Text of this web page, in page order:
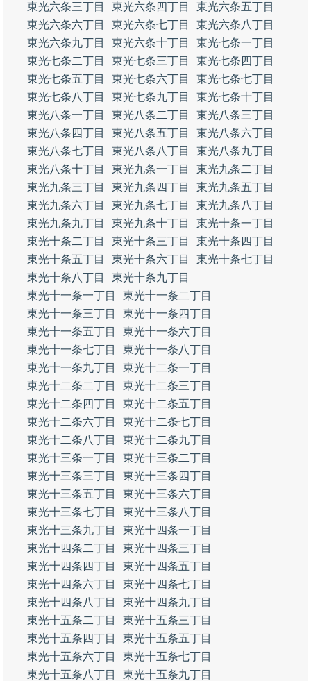
東光六条三丁目
東光六条四丁目
東光六条五丁目
東光六条六丁目
東光六条七丁目
東光六条八丁目
東光六条九丁目
東光六条十丁目
東光七条一丁目
東光七条二丁目
東光七条三丁目
東光七条四丁目
東光七条五丁目
東光七条六丁目
東光七条七丁目
東光七条八丁目
東光七条九丁目
東光七条十丁目
東光八条一丁目
東光八条二丁目
東光八条三丁目
東光八条四丁目
東光八条五丁目
東光八条六丁目
東光八条七丁目
東光八条八丁目
東光八条九丁目
東光八条十丁目
東光九条一丁目
東光九条二丁目
東光九条三丁目
東光九条四丁目
東光九条五丁目
東光九条六丁目
東光九条七丁目
東光九条八丁目
東光九条九丁目
東光九条十丁目
東光十条一丁目
東光十条二丁目
東光十条三丁目
東光十条四丁目
東光十条五丁目
東光十条六丁目
東光十条七丁目
東光十条八丁目
東光十条九丁目
東光十一条一丁目
東光十一条二丁目
東光十一条三丁目
東光十一条四丁目
東光十一条五丁目
東光十一条六丁目
東光十一条七丁目
東光十一条八丁目
東光十一条九丁目
東光十二条一丁目
東光十二条二丁目
東光十二条三丁目
東光十二条四丁目
東光十二条五丁目
東光十二条六丁目
東光十二条七丁目
東光十二条八丁目
東光十二条九丁目
東光十三条一丁目
東光十三条二丁目
東光十三条三丁目
東光十三条四丁目
東光十三条五丁目
東光十三条六丁目
東光十三条七丁目
東光十三条八丁目
東光十三条九丁目
東光十四条一丁目
東光十四条二丁目
東光十四条三丁目
東光十四条四丁目
東光十四条五丁目
東光十四条六丁目
東光十四条七丁目
東光十四条八丁目
東光十四条九丁目
東光十五条二丁目
東光十五条三丁目
東光十五条四丁目
東光十五条五丁目
東光十五条六丁目
東光十五条七丁目
東光十五条八丁目
東光十五条九丁目